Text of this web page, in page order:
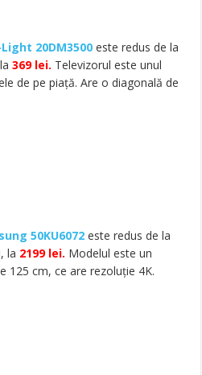
20DM3500 este redus de la
la369 lei. Televizorul este unul
de pe piață. Are o diagonală de
50KU6072 este redus de la
la 2199 lei. Modelul este un
125 cm, ce are rezoluție 4K.